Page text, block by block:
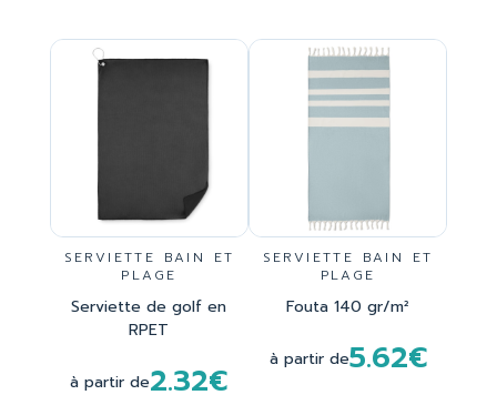
SERVIETTE BAIN ET
PLAGE
Serviette de golf en
RPET
à partir de2.32€
SERVIETTE BAIN ET
PLAGE
Fouta 140 gr/m²
à partir de5.62€